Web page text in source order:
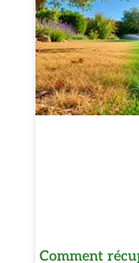
Comment